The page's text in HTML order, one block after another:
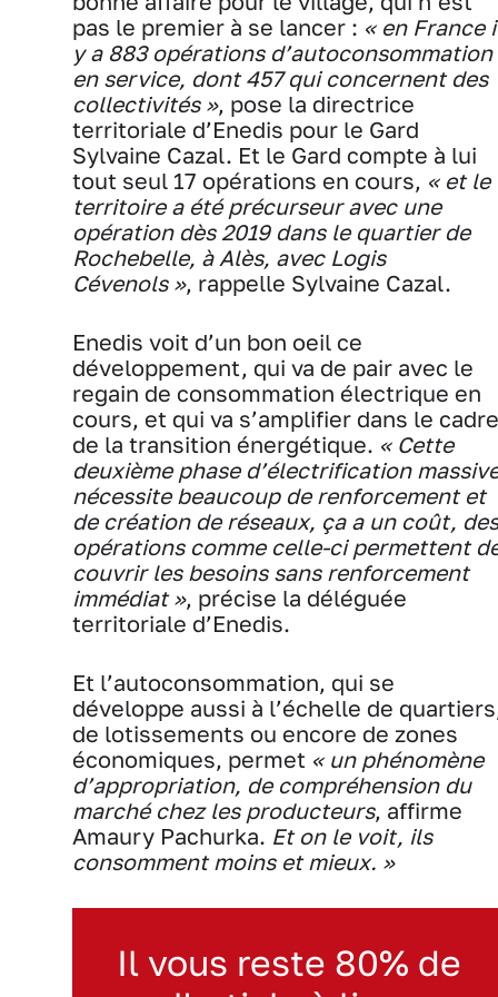
pas le premier à se lancer : « en France
y a 883 opérations d’autoconsommation
en service, dont 457 qui concernent des
collectivités », pose la directrice
territoriale d’Enedis pour le Gard
Sylvaine Cazal. Et le Gard compte à lui
tout seul 17 opérations en cours, « et le
territoire a été précurseur avec une
opération dès 2019 dans le quartier de
Rochebelle, à Alès, avec Logis
Cévenols », rappelle Sylvaine Cazal.
Enedis voit d’un bon oeil ce
développement, qui va de pair avec le
regain de consommation électrique en
cours, et qui va s’amplifier dans le cadre
de la transition énergétique. « Cette
deuxième phase d’électrification
nécessite beaucoup de renforcement et
de création de réseaux, ça a un coût, des
opérations comme celle-ci permettent
couvrir les besoins sans renforcement
immédiat », précise la déléguée
territoriale d’Enedis.
Et l’autoconsommation, qui se
développe aussi à l’échelle de
de lotissements ou encore de zones
économiques, permet « un phénomène
d’appropriation, de compréhension du
marché chez les producteurs, affirme
Amaury Pachurka. Et on le voit, ils
consomment moins et mieux. »
Il vous reste 80% de